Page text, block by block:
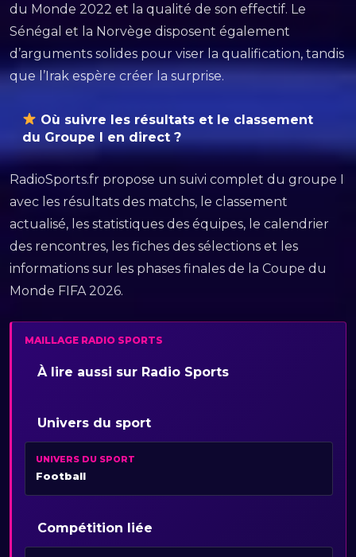
du Monde 2022 et la qualité de son effectif. Le
Sénégal et la Norvège disposent également
d’arguments solides pour viser la qualification, tandis
que l’Irak espère créer la surprise.
Où suivre les résultats et le classement
du Groupe I en direct ?
RadioSports.fr propose un suivi complet du groupe I
avec les résultats des matchs, le classement
actualisé, les statistiques des équipes, le calendrier
des rencontres, les fiches des sélections et les
informations sur les phases finales de la Coupe du
Monde FIFA 2026.
MAILLAGE RADIO SPORTS
À lire aussi sur Radio Sports
Univers du sport
UNIVERS DU SPORT
Football
Compétition liée